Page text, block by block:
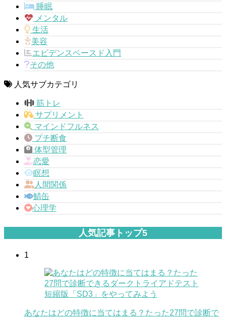
睡眠
メンタル
生活
美容
エビデンスベースド入門
その他
人気サブカテゴリ
筋トレ
サプリメント
マインドフルネス
プチ断食
体型管理
恋愛
瞑想
人間関係
鯖缶
心理学
人気記事トップ5
1
あなたはどの特徴に当てはまる？たった27問で診断で